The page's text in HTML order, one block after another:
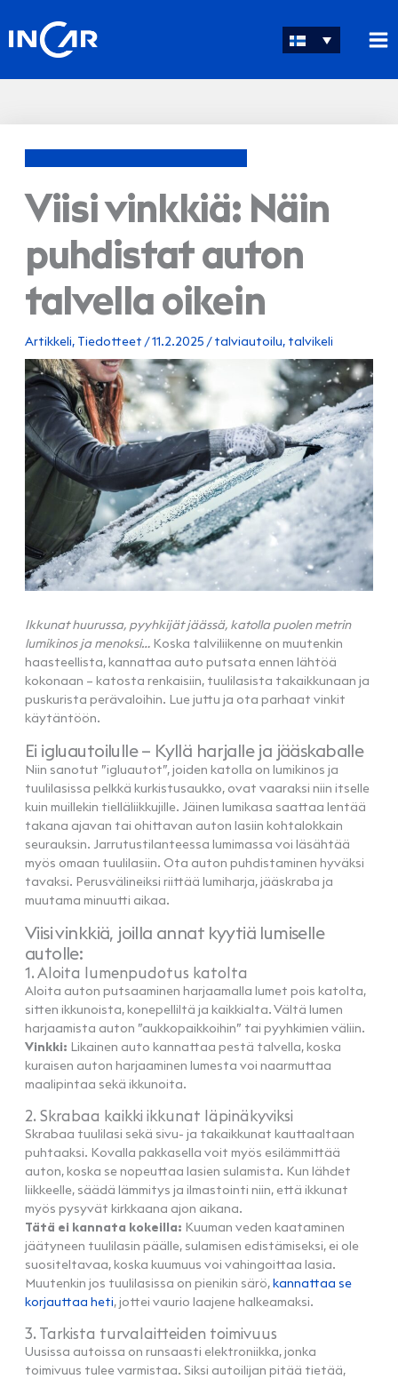
sisältöön
Viisi vinkkiä: Näin
puhdistat auton
talvella oikein
Artikkeli, Tiedotteet /11.2.2025 /talviautoilu, talvikeli
Ikkunat huurussa, pyyhkijät jäässä, katolla puolen metrin
lumikinos ja menoksi… Koska talviliikenne on muutenkin
haasteellista, kannattaa auto putsata ennen lähtöä
kokonaan – katosta renkaisiin, tuulilasista takaikkunaan ja
puskurista perävaloihin. Lue juttu ja ota parhaat vinkit
käytäntöön.
Ei igluautoilulle – Kyllä harjalle ja jääskaballe
Niin sanotut ”igluautot”, joiden katolla on lumikinos ja
tuulilasissa pelkkä kurkistusaukko, ovat vaaraksi niin itselle
kuin muillekin tielläliikkujille. Jäinen lumikasa saattaa lentää
takana ajavan tai ohittavan auton lasiin kohtalokkain
seurauksin. Jarrutustilanteessa lumimassa voi läsähtää
myös omaan tuulilasiin. Ota auton puhdistaminen hyväksi
tavaksi. Perusvälineiksi riittää lumiharja, jääskraba ja
muutama minuutti aikaa.
Viisi vinkkiä, joilla annat kyytiä lumiselle
autolle:
1. Aloita lumenpudotus katolta
Aloita auton putsaaminen harjaamalla lumet pois katolta,
sitten ikkunoista, konepelliltä ja kaikkialta. Vältä lumen
harjaamista auton ”aukkopaikkoihin” tai pyyhkimien väliin.
Vinkki: Likainen auto kannattaa pestä talvella, koska
kuraisen auton harjaaminen lumesta voi naarmuttaa
maalipintaa sekä ikkunoita.
2. Skrabaa kaikki ikkunat läpinäkyviksi
Skrabaa tuulilasi sekä sivu- ja takaikkunat kauttaaltaan
puhtaaksi. Kovalla pakkasella voit myös esilämmittää
auton, koska se nopeuttaa lasien sulamista. Kun lähdet
liikkeelle, säädä lämmitys ja ilmastointi niin, että ikkunat
myös pysyvät kirkkaana ajon aikana.
Tätä ei kannata kokeilla: Kuuman veden kaataminen
jäätyneen tuulilasin päälle, sulamisen edistämiseksi, ei ole
suositeltavaa, koska kuumuus voi vahingoittaa lasia.
Muutenkin jos tuulilasissa on pienikin särö,kannattaa se
korjauttaa heti, jottei vaurio laajene halkeamaksi.
3. Tarkista turvalaitteiden toimivuus
Uusissa autoissa on runsaasti elektroniikka, jonka
toimivuus tulee varmistaa. Siksi autoilijan pitää tietää,